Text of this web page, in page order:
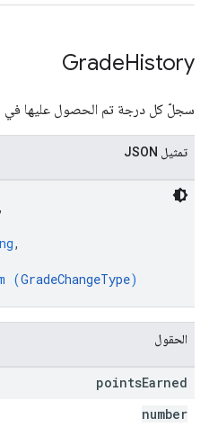
GradeHistory
سجلّ كل درجة تم الحصول عليها في
تمثيل JSON
,
,
(GradeChangeType)
الحقول
pointsEarned
number